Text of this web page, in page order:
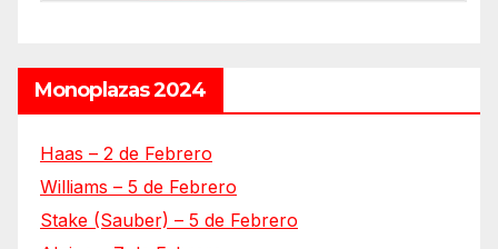
Monoplazas 2024
Haas – 2 de Febrero
Williams – 5 de Febrero
Stake (Sauber) – 5 de Febrero